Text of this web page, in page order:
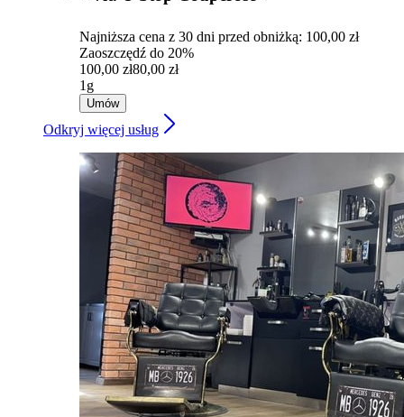
Najniższa cena z 30 dni przed obniżką: 100,00 zł
Zaoszczędź do 20%
100,00 zł80,00 zł
1g
Umów
Odkryj więcej usług